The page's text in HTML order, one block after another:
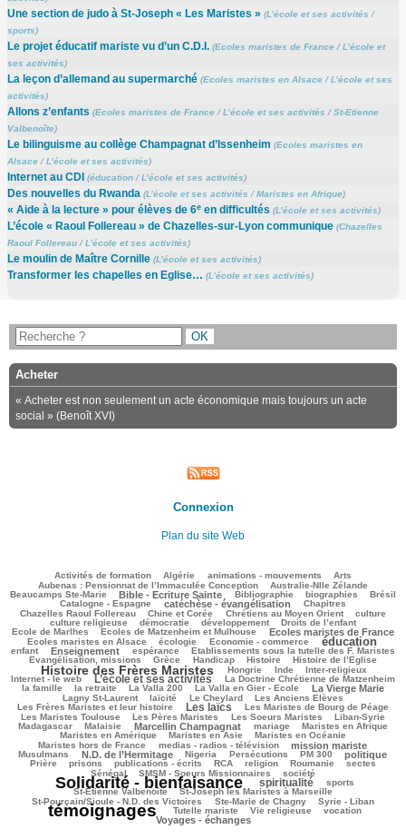
Une section de judo à St-Joseph « Les Maristes » (L’école et ses activités /
sports)
Le projet éducatif mariste vu d’un C.D.I. (Ecoles maristes de France/L’école et
ses activités)
La leçon d’allemand au supermarché (Ecoles maristes en Alsace/L’école et ses
activités)
Allons z’enfants (Ecoles maristes de France/L’école et ses activités /St-Etienne
Valbenoîte)
Le bilinguisme au collège Champagnat d’Issenheim (Ecoles maristes en
Alsace/L’école et ses activités)
Internet au CDI (éducation/L’école et ses activités)
Des nouvelles du Rwanda (L’école et ses activités /Maristes en Afrique)
« Aide à la lecture » pour élèves de 6een difficultés (L’école et ses activités)
L’école « Raoul Follereau » de Chazelles-sur-Lyon communique (Chazelles
Raoul Follereau/L’école et ses activités)
Le moulin de Maître Cornille (L’école et ses activités)
Transformer les chapelles en Eglise… (L’école et ses activités)
Acheter
« Acheter est non seulement un acte économique mais toujours un acte
social » (Benoît XVI)
Connexion
Plan du site Web
Activités de formation Algérie animations - mouvements Arts
Aubenas : Pensionnat de l’Immaculée Conception
35/1680 Australie-Nlle Zélande
36/1680
Beaucamps Ste-Marie
363/1680 Bible - Ecriture Sainte
28/1680 Bibliographie
315/1680 biographies
66/1680 Brésil
329/1680
Catalogne - Espagne
catéchèse - évangélisation Chapitres
Chazelles Raoul Follereau
60/1680 Chine et Corée
112/1680 Chrétiens au Moyen Orient
256/1680 culture
24/1680
culture religieuse
démocratie développement Droits de l’enfant
Ecole de Marlhes
104/1680 Ecoles de Matzenheim et Mulhouse
492/1680 Ecoles maristes de France
130/1680
Ecoles maristes en Alsace
315/1680 écologie
68/1680 Economie - commerce
837/1680 éducation
103/1680
enfant
399/1680 Enseignement
136/1680 espérance
35/1680 Etablissements sous la tutelle des F. Maristes
92/1680
Evangélisation, missions
286/1680 Grèce
51/1680 Handicap
124/1680 Histoire
360/1680 Histoire de l’Eglise
973/1680
Histoire des Frères Maristes Hongrie Inde Inter-religieux
102/1680
Internet - le web
607/1680 L’école et ses activités
46/1680 La Doctrine Chrétienne de Matzenheim
225/1680
la famille
74/1680 la retraite
28/1680 La Valla 200
60/1680 La Valla en Gier - Ecole
393/1680 La Vierge Marie
193/1680
Lagny St-Laurent
laïcité Le Cheylard Les Anciens Elèves
Les Frères Maristes et leur histoire
726/1680 Les laïcs
267/1680 Les Maristes de Bourg de Péage
169/1680
Les Maristes Toulouse
233/1680 Les Pères Maristes
167/1680 Les Soeurs Maristes
66/1680 Liban-Syrie
68/1680
Madagascar
15/1680 Malaisie
526/1680 Marcellin Champagnat
44/1680 mariage
161/1680 Maristes en Afrique
123/1680
Maristes en Amérique
Maristes en Asie Maristes en Océanie
Maristes hors de France
158/1680 medias - radios - télévision
488/1680 mission mariste
32/1680
Musulmans
476/1680 N.D. de l’Hermitage
23/1680 Nigeria
93/1680 Persécutions
94/1680 PM 300
411/1680 politique
97/1680
Prière
94/1680 prisons
226/1680 publications - écrits
86/1680 RCA
148/1680 religion
20/1680 Roumanie
23/1680 sectes
26/1680
Sénégal
SMSM - Soeurs Missionnaires société
Solidarité - bienfaisance spiritualité sports
St-Etienne Valbenoîte
St-Joseph les Maristes à Marseille
St-Pourçain/Sioule - N.D. des Victoires
23/1680 Ste-Marie de Chagny
13/1680 Syrie - Liban
1680/1680
témoignages Tutelle mariste Vie religieuse vocation
Voyages - échanges